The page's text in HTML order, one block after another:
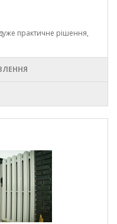
практичне рішення,